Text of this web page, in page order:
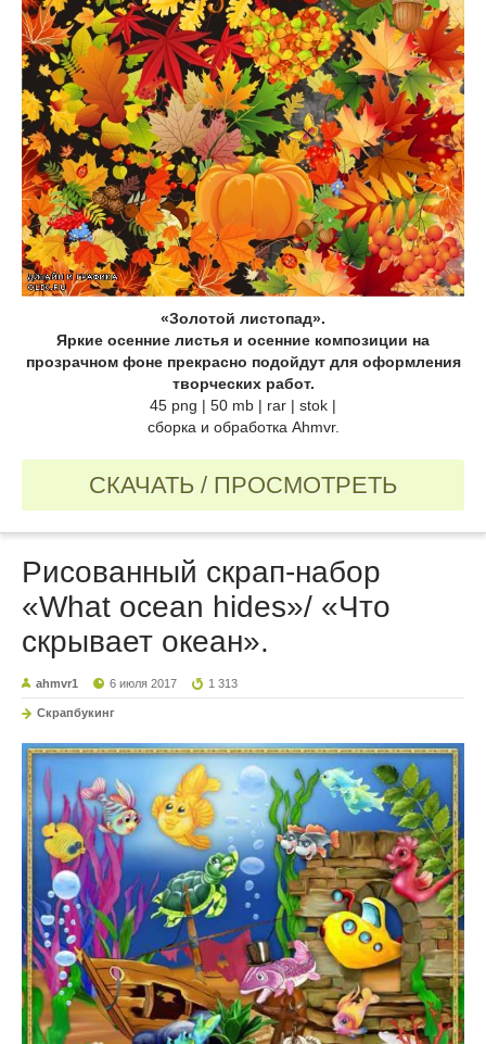
«Золотой листопад».
Яркие осенние листья и осенние композиции на
прозрачном фоне прекрасно подойдут для оформления
творческих работ.
45 png | 50 mb | rar | stok |
сборка и обработка Ahmvr.
СКАЧАТЬ / ПРОСМОТРЕТЬ
Рисованный cкрап-набор
«What ocean hides»/ «Что
скрывает океан».
ahmvr1 6 июля 2017 1 313
Скрапбукинг